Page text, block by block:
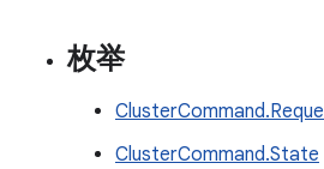
枚举
ClusterCommand.State